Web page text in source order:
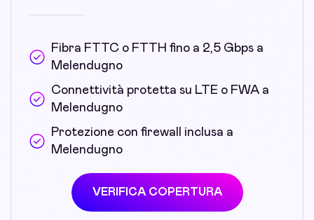
Fibra FTTC o FTTH fino a 2,5 Gbps a
Melendugno
Connettività protetta su LTE o FWA a
Melendugno
Protezione con firewall inclusa a
Melendugno
VERIFICA COPERTURA